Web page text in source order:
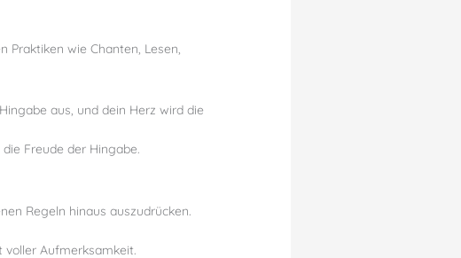
Praktiken wie Chanten, Lesen,
aus, und dein Herz wird die
Freude der Hingabe.
Regeln hinaus auszudrücken.
voller Aufmerksamkeit.